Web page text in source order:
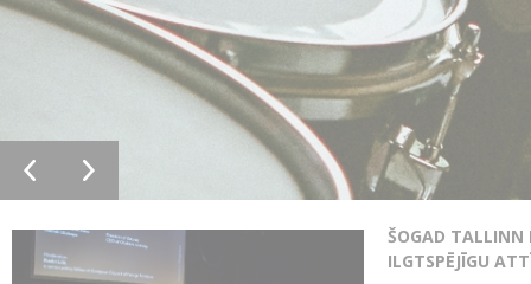
ŠOGAD TALLINN
ILGTSPĒJĪGU